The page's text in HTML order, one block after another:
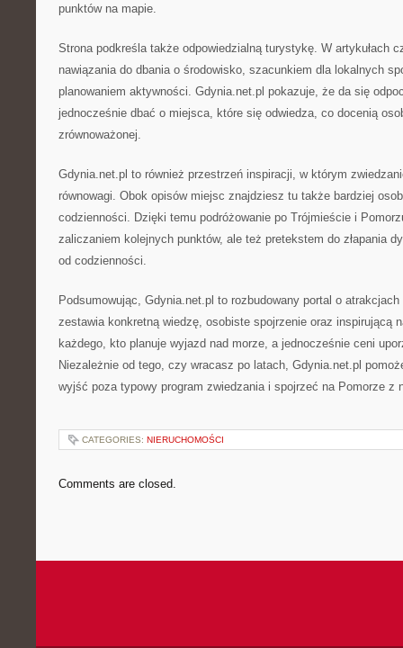
punktów na mapie.
Strona podkreśla także odpowiedzialną turystykę. W artykułach
nawiązania do dbania o środowisko, szacunkiem dla lokalnych
planowaniem aktywności. Gdynia.net.pl pokazuje, że da się
jednocześnie dbać o miejsca, które się odwiedza, co docenią
zrównoważonej.
Gdynia.net.pl to również przestrzeń inspiracji, w którym
równowagi. Obok opisów miejsc znajdziesz tu także bardziej
codzienności. Dzięki temu podróżowanie po Trójmieście i
zaliczaniem kolejnych punktów, ale też pretekstem do złapania
od codzienności.
Podsumowując, Gdynia.net.pl to rozbudowany portal o
zestawia konkretną wiedzę, osobiste spojrzenie oraz inspirującą
każdego, kto planuje wyjazd nad morze, a jednocześnie ceni
Niezależnie od tego, czy wracasz po latach, Gdynia.net.pl
wyjść poza typowy program zwiedzania i spojrzeć na Pomorze z
CATEGORIES: NIERUCHOMOŚCI
Comments are closed.